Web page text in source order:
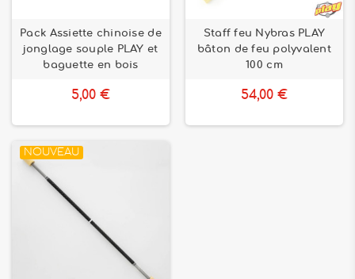
Pack Assiette chinoise de
jonglage souple PLAY et
baguette en bois
5,00 €
Staff feu Nybras PLAY
bâton de feu polyvalent
100 cm
54,00 €
NOUVEAU